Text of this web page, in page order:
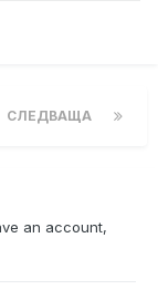
СЛЕДВАЩА
an account,